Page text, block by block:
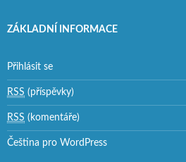
ZÁKLADNÍ INFORMACE
Přihlásit se
RSS (příspěvky)
RSS (komentáře)
Čeština pro WordPress